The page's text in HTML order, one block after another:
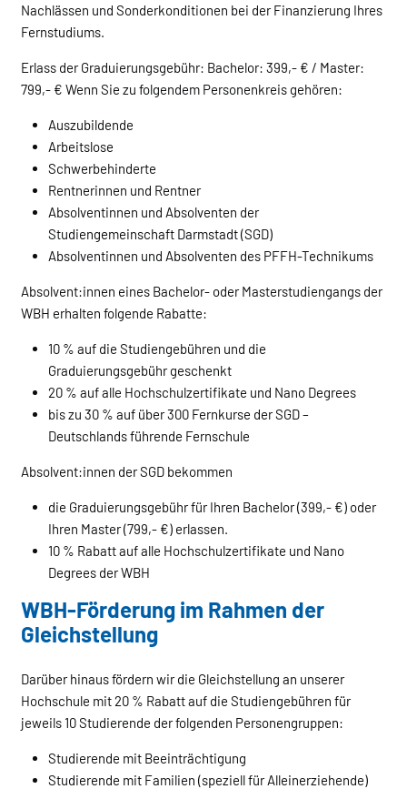
Nachlässen und Sonderkonditionen bei der Finanzierung Ihres
Fernstudiums.
Erlass der Graduierungsgebühr: Bachelor: 399,- € / Master:
799,- € Wenn Sie zu folgendem Personenkreis gehören:
Auszubildende
Arbeitslose
Schwerbehinderte
Rentnerinnen und Rentner
Absolventinnen und Absolventen der
Studiengemeinschaft Darmstadt (SGD)
Absolventinnen und Absolventen des PFFH-Technikums
Absolvent:innen eines Bachelor- oder Masterstudiengangs der
WBH erhalten folgende Rabatte:
10 % auf die Studiengebühren und die
Graduierungsgebühr geschenkt
20 % auf alle Hochschulzertifikate und Nano Degrees
bis zu 30 % auf über 300 Fernkurse der SGD –
Deutschlands führende Fernschule
Absolvent:innen der SGD bekommen
die Graduierungsgebühr für Ihren Bachelor (399,- €) oder
Ihren Master (799,- €) erlassen.
10 % Rabatt auf alle Hochschulzertifikate und Nano
Degrees der WBH
WBH-Förderung im Rahmen der
Gleichstellung
Darüber hinaus fördern wir die Gleichstellung an unserer
Hochschule mit 20 % Rabatt auf die Studiengebühren für
jeweils 10 Studierende der folgenden Personengruppen:
Studierende mit Beeinträchtigung
Studierende mit Familien (speziell für Alleinerziehende)